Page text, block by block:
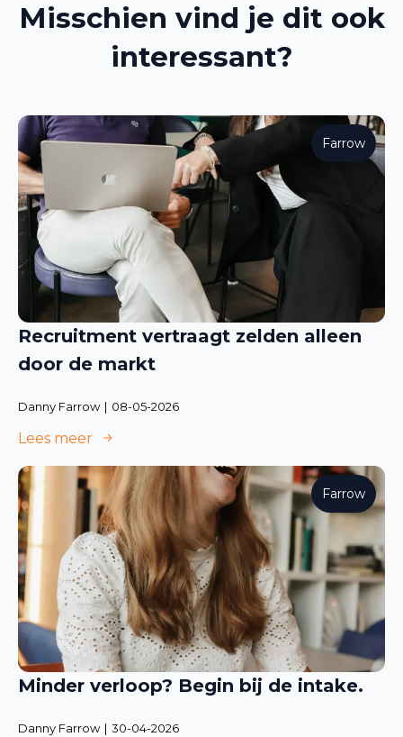
Misschien vind je dit ook
interessant?
Recruitment vertraagt zelden alleen
door de markt
Danny Farrow 08-05-2026
Farrow
Lees meer
Minder verloop? Begin bij de intake.
Danny Farrow 30-04-2026
Farrow